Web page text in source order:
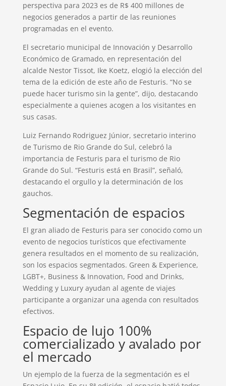
perspectiva para 2023 es de R$ 400 millones de
negocios generados a partir de las reuniones
programadas en el evento.
El secretario municipal de Innovación y Desarrollo
Económico de Gramado, en representación del
alcalde Nestor Tissot, Ike Koetz, elogió la elección del
tema de la edición de este año de Festuris. “No se
puede hacer turismo sin la gente”, dijo, destacando
especialmente a quienes acogen a los visitantes en
sus casas.
Luiz Fernando Rodriguez Júnior, secretario interino
de Turismo de Rio Grande do Sul, celebró la
importancia de Festuris para el turismo de Rio
Grande do Sul. “Festuris está en Brasil”, señaló,
destacando el orgullo y la determinación de los
gauchos.
Segmentación de espacios
El gran aliado de Festuris para ser conocido como un
evento de negocios turísticos que efectivamente
genera resultados en el momento de su realización,
son los espacios segmentados. Green & Experience,
LGBT+, Business & Innovation, Food and Drinks,
Wedding y Luxury ayudan al agente de viajes
participante a organizar una agenda con resultados
efectivos.
Espacio de lujo 100%
comercializado y avalado por
el mercado
Un ejemplo de la fuerza de la segmentación es el